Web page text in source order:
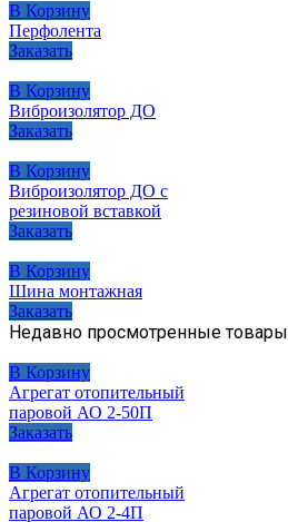
В Корзину
Перфолента
Заказать
В Корзину
Виброизолятор ДО
Заказать
В Корзину
Виброизолятор ДО с
резиновой вставкой
Заказать
В Корзину
Шина монтажная
Заказать
Недавно просмотренные товары
В Корзину
Агрегат отопительный
паровой АО 2-50П
Заказать
В Корзину
Агрегат отопительный
паровой АО 2-4П